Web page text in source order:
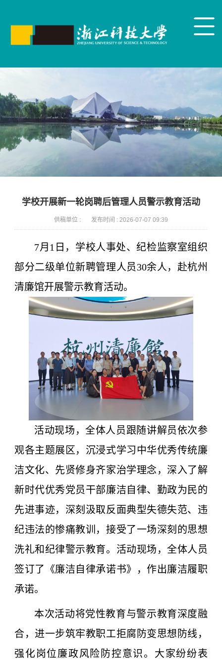
学校开展新一轮岗聘后管理人员警示教育活动
供稿单位 : 发布时间 : 2026-07-07 09:39
7月1日，学校人事处、纪检监察室组织
部分二级单位新聘管理人员30余人 ，赴杭州
清廉馆开展警示教育活动。
活动现场，全体人员跟随讲解员依次参
观各主题展区，沉浸式学习中华优秀传统廉
洁文化、先贤修身齐家治学理念，深入了解
新时代优秀党员干部廉洁自律、勤政为民的
先进事迹，深刻汲取反面典型失德失范、违
纪违法的惨痛教训，接受了一场深刻的思想
洗礼和纪律警示教育。活动现场，全体人员
签订了《廉洁自律承诺书》，作出廉洁履职
承诺。
本次活动将党性教育与警示教育深度融
合，进一步筑牢教职工拒腐防变思想防线，
强化岗位廉政风险防控意识。大家纷纷表